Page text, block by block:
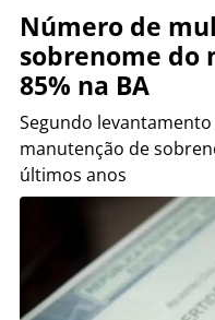
Número de
sobrenome do
85% na BA
Segundo
manutenção de
últimos anos